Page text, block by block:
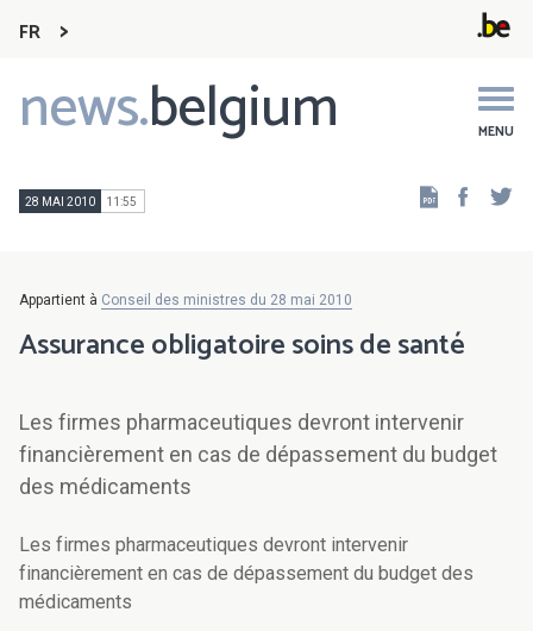
FR
news.belgium MENU
Main
navigation
28 MAI 2010 11:55
Appartient à Conseil des ministres du 28 mai 2010
Assurance obligatoire soins de santé
Les firmes pharmaceutiques devront intervenir
financièrement en cas de dépassement du budget
des médicaments
Les firmes pharmaceutiques devront intervenir
financièrement en cas de dépassement du budget des
médicaments